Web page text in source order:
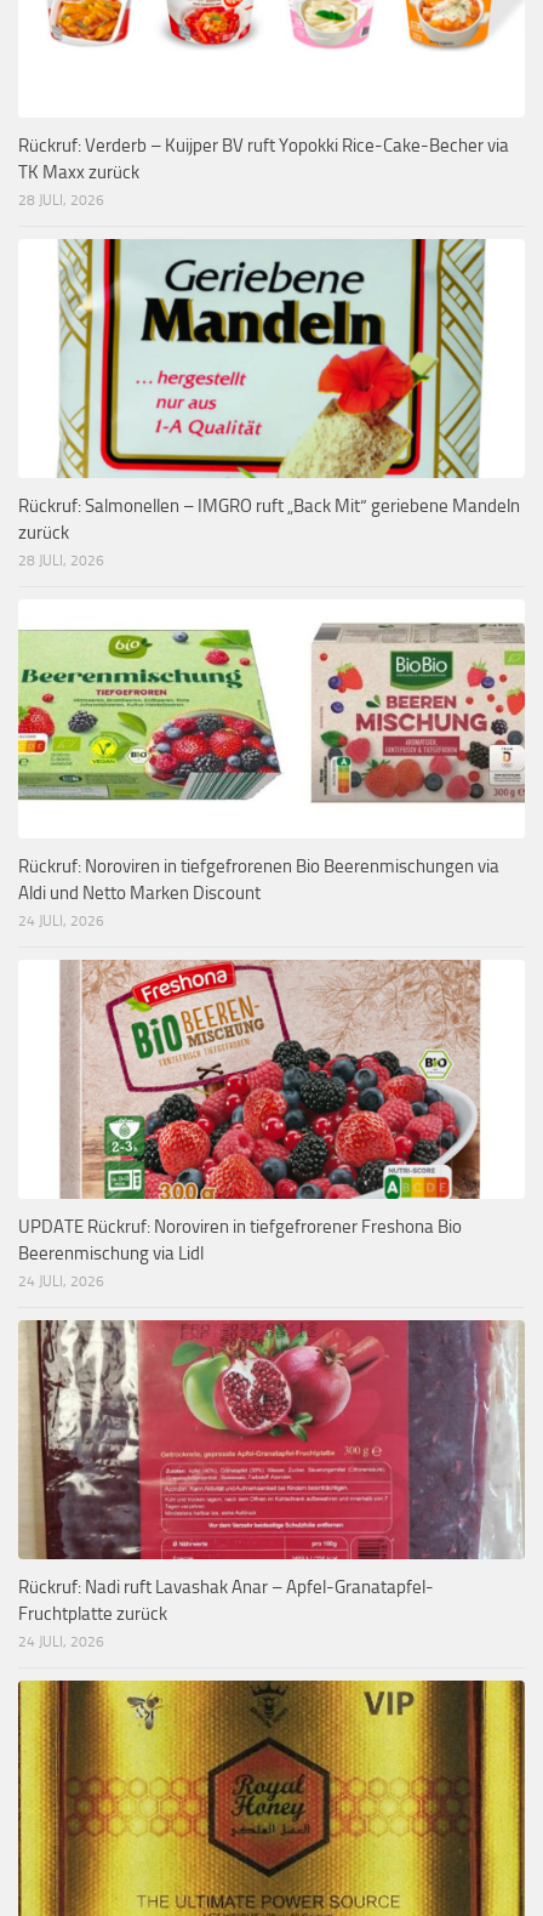
Rückruf: Verderb – Kuijper BV ruft Yopokki Rice-Cake-Becher via
TK Maxx zurück
28 JULI, 2026
Rückruf: Salmonellen – IMGRO ruft „Back Mit“ geriebene Mandeln
zurück
28 JULI, 2026
Rückruf: Noroviren in tiefgefrorenen Bio Beerenmischungen via
Aldi und Netto Marken Discount
24 JULI, 2026
UPDATE Rückruf: Noroviren in tiefgefrorener Freshona Bio
Beerenmischung via Lidl
24 JULI, 2026
Rückruf: Nadi ruft Lavashak Anar – Apfel-Granatapfel-
Fruchtplatte zurück
24 JULI, 2026